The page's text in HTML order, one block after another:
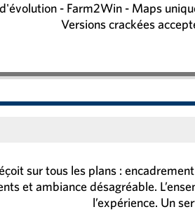
- Farm2Win - Maps
Versions crackées
sur tous les plans :
et ambiance désagréable.
l’expérience. Un